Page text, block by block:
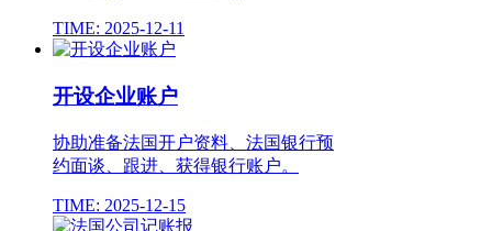
TIME: 2025-12-11
开设企业账户
协助准备法国开户资料、法国银行预
约面谈、跟进、获得银行账户。
TIME: 2025-12-15